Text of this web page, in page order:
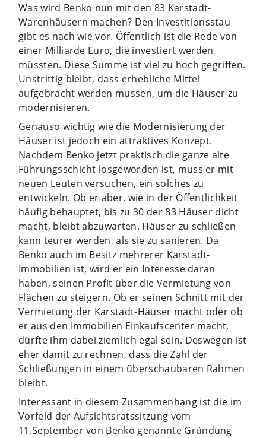
Was wird Benko nun mit den 83 Karstadt-
Warenhäusern machen? Den Investitionsstau
gibt es nach wie vor. Öffentlich ist die Rede von
einer Milliarde Euro, die investiert werden
müssten. Diese Summe ist viel zu hoch gegriffen.
Unstrittig bleibt, dass erhebliche Mittel
aufgebracht werden müssen, um die Häuser zu
modernisieren.
Genauso wichtig wie die Modernisierung der
Häuser ist jedoch ein attraktives Konzept.
Nachdem Benko jetzt praktisch die ganze alte
Führungsschicht losgeworden ist, muss er mit
neuen Leuten versuchen, ein solches zu
entwickeln. Ob er aber, wie in der Öffentlichkeit
häufig behauptet, bis zu 30 der 83 Häuser dicht
macht, bleibt abzuwarten. Häuser zu schließen
kann teurer werden, als sie zu sanieren. Da
Benko auch im Besitz mehrerer Karstadt-
Immobilien ist, wird er ein Interesse daran
haben, seinen Profit über die Vermietung von
Flächen zu steigern. Ob er seinen Schnitt mit der
Vermietung der Karstadt-Häuser macht oder ob
er aus den Immobilien Einkaufscenter macht,
dürfte ihm dabei ziemlich egal sein. Deswegen ist
eher damit zu rechnen, dass die Zahl der
Schließungen in einem überschaubaren Rahmen
bleibt.
Interessant in diesem Zusammenhang ist die im
Vorfeld der Aufsichtsratssitzung vom
11.September von Benko genannte Gründung